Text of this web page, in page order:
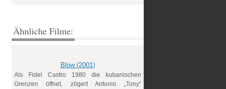
Ähnliche Filme:
Blow (2001)
Als Fidel Castro 1980 die kubanischen
Grenzen öffnet, zögert Antonio „Tony“